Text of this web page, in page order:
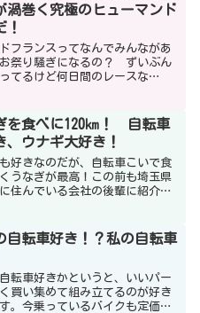
渦巻く究極のヒューマンド
！
フランスってなんでみんながあ
祭り騒ぎになるの？ ずいぶん
てるけど何日間のレースな
りになってる一人かも知れませ
れば知るほど面白いのがツール
スです。
を食べに120㎞！ 自転車
、ウナギ大好き！
好きなのだが、自転車こいで食
うなぎが最高！この前も埼玉県
住んでいる会社の後輩に紹介さ
ここから片道60㎞、往復120㎞。
自転車好き！？私の自転車
転車好きかというと、いいパー
買い集めて組み立てるのが好き
。今乗っているバイクも定価で